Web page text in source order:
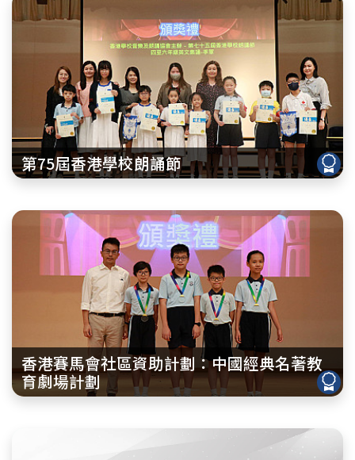
第75屆香港學校朗誦節
香港賽馬會社區資助計劃：中國經典名著教
育劇場計劃